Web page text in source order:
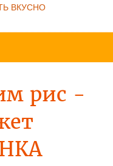
ВКУСНО
рис -